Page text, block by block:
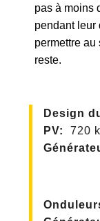
pas à moins
pendant leur
permettre
reste.
Design
PV:
720